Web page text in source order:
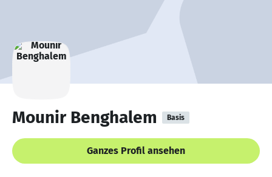
Mounir Benghalem Basis
Ganzes Profil ansehen